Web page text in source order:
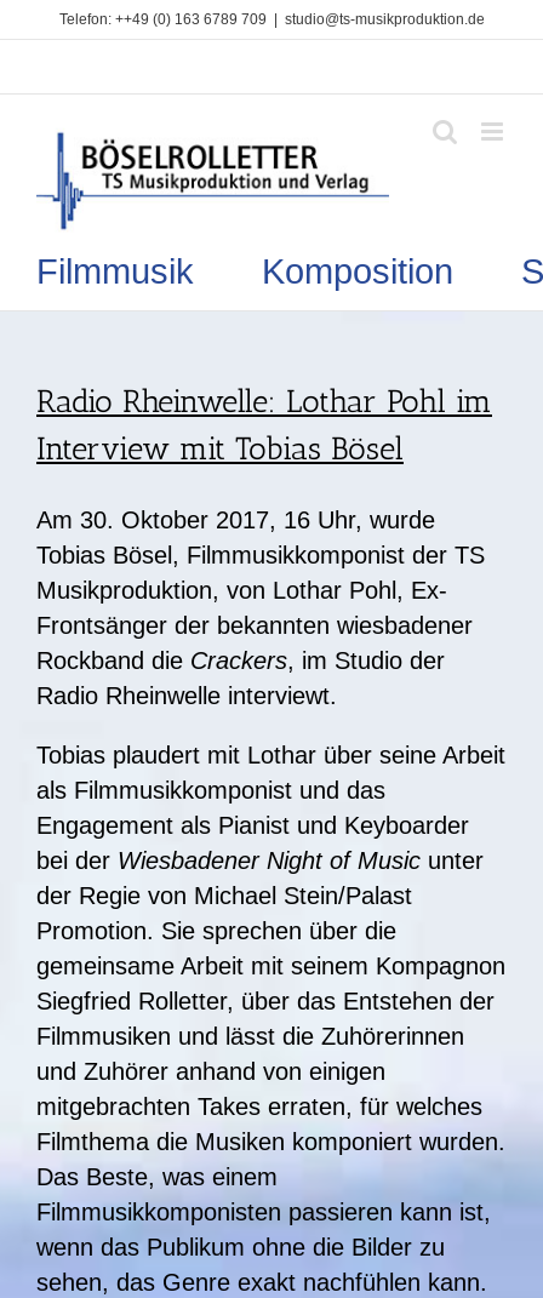
Telefon: ++49 (0) 163 6789 709 studio@ts-musikproduktion.de
Filmmusik Komposition
Radio Rheinwelle: Lothar Pohl im
Interview mit Tobias Bösel
Am 30. Oktober 2017, 16 Uhr, wurde
Tobias Bösel, Filmmusikkomponist der TS
Musikproduktion, von Lothar Pohl, Ex-
Frontsänger der bekannten wiesbadener
Rockband die Crackers, im Studio der
Radio Rheinwelle interviewt.
Tobias plaudert mit Lothar über seine Arbeit
als Filmmusikkomponist und das
Engagement als Pianist und Keyboarder
bei der Wiesbadener Night of Music unter
der Regie von Michael Stein/Palast
Promotion. Sie sprechen über die
gemeinsame Arbeit mit seinem Kompagnon
Siegfried Rolletter, über das Entstehen der
Filmmusiken und lässt die Zuhörerinnen
und Zuhörer anhand von einigen
mitgebrachten Takes erraten, für welches
Filmthema die Musiken komponiert wurden.
Das Beste, was einem
Filmmusikkomponisten passieren kann ist,
wenn das Publikum ohne die Bilder zu
sehen, das Genre exakt nachfühlen kann.